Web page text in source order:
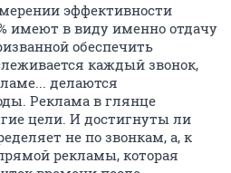
эффективности
имеют в виду именно отдачу
обеспечить
каждый звонок,
делаются
Реклама в глянце
цели. И достигнуты ли
не по звонкам, а, к
рекламы, которая